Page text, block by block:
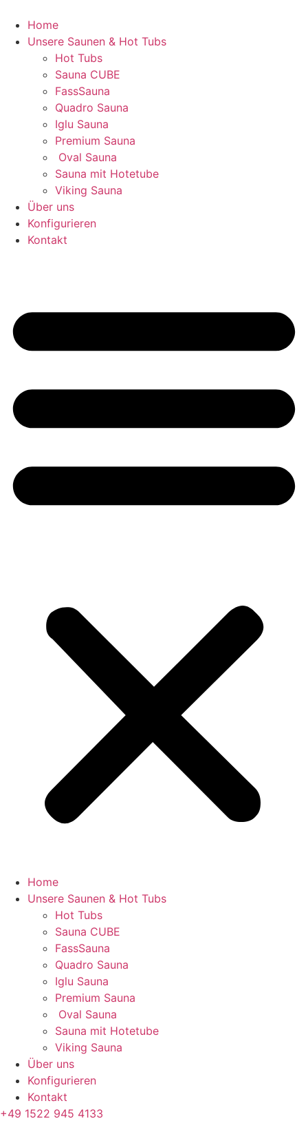
content
Home
Unsere Saunen & Hot Tubs
Hot Tubs
Sauna CUBE
FassSauna
Quadro Sauna
Iglu Sauna
Premium Sauna
Oval Sauna
Sauna mit Hotetube
Viking Sauna
Über uns
Konfigurieren
Kontakt
Home
Unsere Saunen & Hot Tubs
Hot Tubs
Sauna CUBE
FassSauna
Quadro Sauna
Iglu Sauna
Premium Sauna
Oval Sauna
Sauna mit Hotetube
Viking Sauna
Über uns
Konfigurieren
Kontakt
+49 1522 945 4133